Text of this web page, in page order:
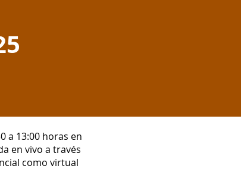
a 13:00 horas en
en vivo a través
como virtual